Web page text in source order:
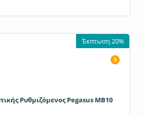
Έκπτωση 20%
Ρυθμιζόμενος Pegasus MB10